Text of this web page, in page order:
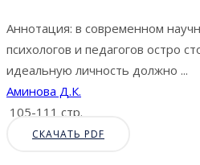
Аннотация: в современном
психологов и педагогов остро
идеальную личность должно ...
Аминова Д.К.
105-111 стр.
СКАЧАТЬ PDF